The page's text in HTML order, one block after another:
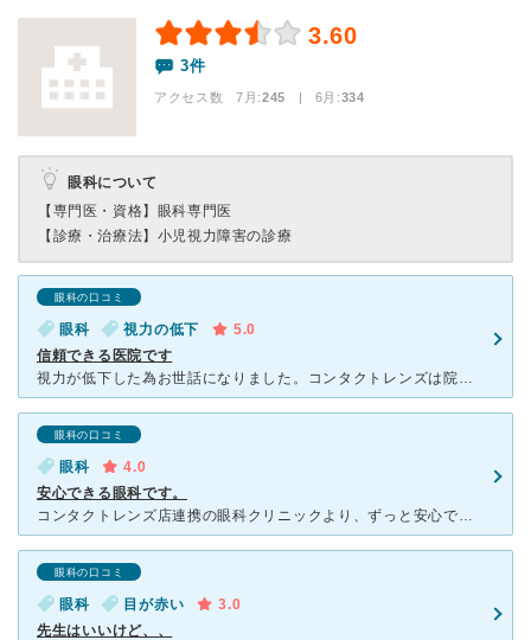
3.60
3件
アクセス数 7月:245 | 6月:334
眼科について
【専門医・資格】 眼科専門医
【診療・治療法】 小児視力障害の診療
眼科の口コミ
眼科 視力の低下
5.0
信頼できる医院です
視力が低下した為お世話になりました。コンタクトレンズは院外処方をしていないとのことで、眼鏡を処方していただきました。ネットの口コミで先生の印象が冷たい、怖いといった意見をみかけたのでドキドキしながら受
眼科の口コミ
眼科
4.0
安心できる眼科です。
コンタクトレンズ店連携の眼科クリニックより、ずっと安心で信頼できます。先生も自分が納得するまで検査指示出す先生ですが、検査の方も資格を持った方で、しっかり丁寧に検査してくれます。 私はなかなか合
眼科の口コミ
眼科 目が赤い
3.0
先生はいいけど、、